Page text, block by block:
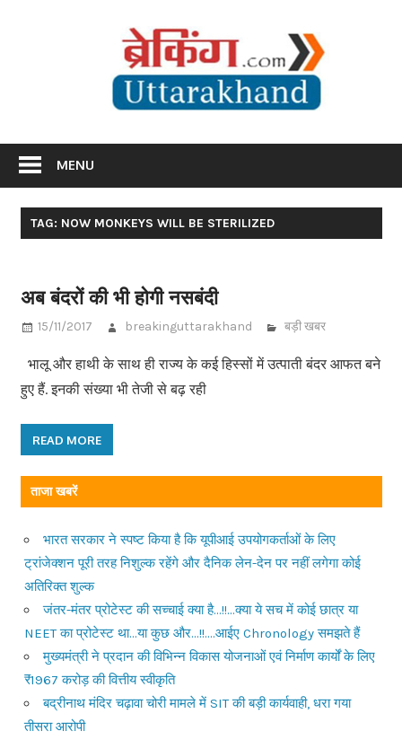
MENU
TAG: NOW MONKEYS WILL BE STERILIZED
अब बंदरों की भी होगी नसबंदी
15/11/2017 breakinguttarakhand बड़ी खबर
भालू और हाथी के साथ ही राज्य के कई हिस्सों में उत्पाती बंदर आफत बने
हुए हैं. इनकी संख्या भी तेजी से बढ़ रही
READ MORE
ताजा खबरें
भारत सरकार ने स्पष्ट किया है कि यूपीआई उपयोगकर्ताओं के लिए
ट्रांजेक्शन पूरी तरह निशुल्क रहेंगे और दैनिक लेन-देन पर नहीं लगेगा कोई
अतिरिक्त शुल्क
जंतर-मंतर प्रोटेस्ट की सच्चाई क्या है…!!…क्या ये सच में कोई छात्र या
NEET का प्रोटेस्ट था…या कुछ और…!!….आईए Chronology समझते हैं
मुख्यमंत्री ने प्रदान की विभिन्न विकास योजनाओं एवं निर्माण कार्यों के लिए
₹1967 करोड़ की वित्तीय स्वीकृति
बद्रीनाथ मंदिर चढ़ावा चोरी मामले में SIT की बड़ी कार्यवाही, धरा गया
तीसरा आरोपी